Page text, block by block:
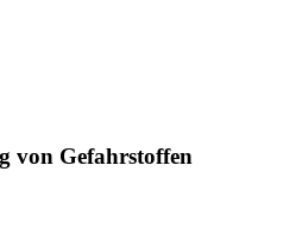
von Gefahrstoffen